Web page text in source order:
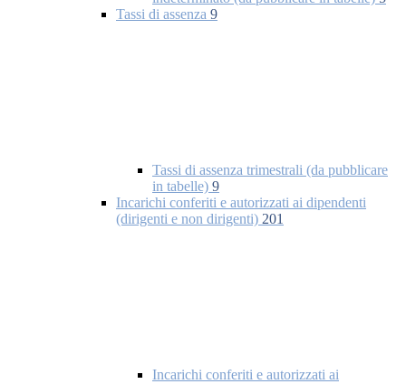
Tassi di assenza 9
Tassi di assenza trimestrali (da pubblicare
in tabelle) 9
Incarichi conferiti e autorizzati ai dipendenti
(dirigenti e non dirigenti) 201
Incarichi conferiti e autorizzati ai